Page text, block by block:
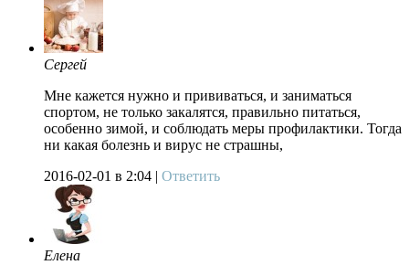
Сергей
Мне кажется нужно и прививаться, и заниматься
спортом, не только закалятся, правильно питаться,
особенно зимой, и соблюдать меры профилактики. Тогда
ни какая болезнь и вирус не страшны,
2016-02-01 в 2:04 | Ответить
Елена